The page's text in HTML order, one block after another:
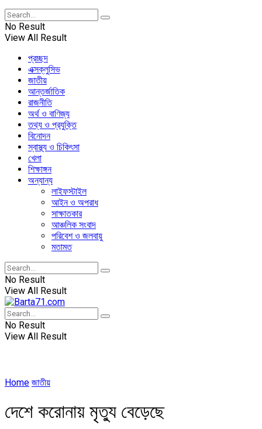
No Result
View All Result
প্রচ্ছদ
এক্সক্লুসিভ
জাতীয়
আন্তর্জাতিক
রাজনীতি
অর্থ ও বাণিজ্য
তথ্য ও প্রযুক্তি
বিনোদন
স্বাস্থ্য ও চিকিৎসা
খেলা
শিক্ষাঙ্গন
অন্যান্য
লাইফস্টাইল
আইন ও অপরাধ
সাক্ষাতকার
আঞ্চলিক সংবাদ
পরিবেশ ও জলবায়ু
মতামত
No Result
View All Result
No Result
View All Result
Home জাতীয়
দেশে করোনায় মৃত্যু বেড়েছে